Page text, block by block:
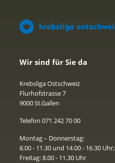
Wir sind für Sie da
Krebsliga Ostschweiz
Flurhofstrasse 7
9000 St.Gallen
Telefon 071 242 70 00
Montag – Donnerstag:
8.00 - 11.30 und 14.00 - 16.30 Uhr;
Freitag: 8.00 - 11.30 Uhr